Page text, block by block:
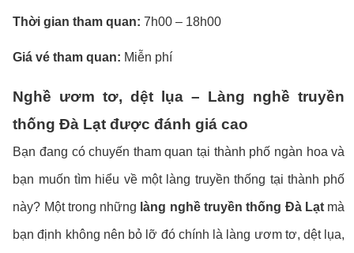
Thời gian tham quan: 7h00 – 18h00
Giá vé tham quan: Miễn phí
Nghề ươm tơ, dệt lụa – Làng nghề truyền
thống Đà Lạt được đánh giá cao
Bạn đang có chuyến tham quan tại thành phố ngàn hoa và
bạn muốn tìm hiểu về một làng truyền thống tại thành phố
này? Một trong những làng nghề truyền thống Đà Lạtmà
bạn định không nên bỏ lỡ đó chính là làng ươm tơ, dệt lụa,